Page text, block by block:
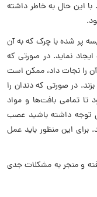
با این حال به خاطر داشته
پر شده با چرک که به آن
نماید. در صورتی که
را نجات داد، ممکن است
در صورتی که دندان را
تمامی بافت‌ها و مواد
توجه داشته باشید عصب
این منظور باید عمل
و منجر به مشکلات جدی